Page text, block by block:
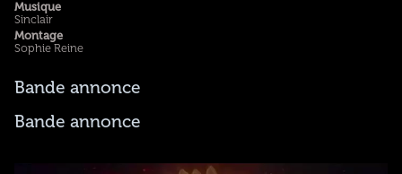
Musique
Sinclair
Montage
Sophie Reine
Bande annonce
Bande annonce